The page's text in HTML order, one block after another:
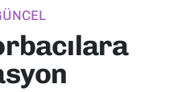
ve Fikstür